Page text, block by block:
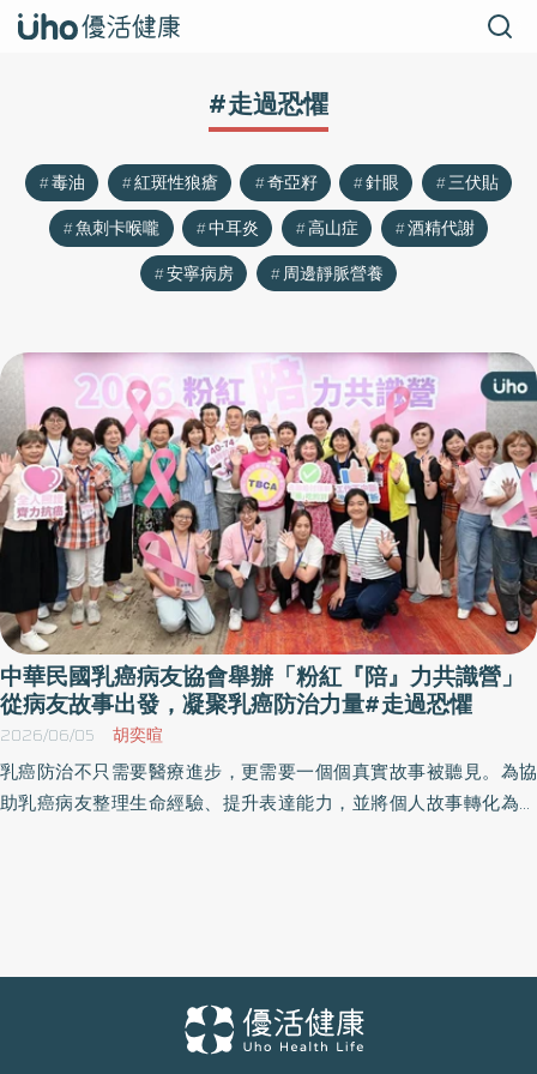
#走過恐懼
毒油 紅斑性狼瘡 奇亞籽 針眼
三伏貼
魚刺卡喉嚨
中耳炎 高山症
酒精代謝
安寧病房
周邊靜脈營養
中華民國乳癌病友協會舉辦「粉紅『陪』力共識營」
從病友故事出發，凝聚乳癌防治力量#走過恐懼
2026/06/05 胡奕暄
乳癌防治不只需要醫療進步，更需要一個個真實故事被聽見。為協
助乳癌病友整理生命經驗、提升表達能力，並將個人故事轉化為推
措；在治療過程中，也可能面臨身心壓力、家庭角色轉變、工作安
排與照護資源不足等挑戰。這些經驗若只是停留在個人生命裡，外